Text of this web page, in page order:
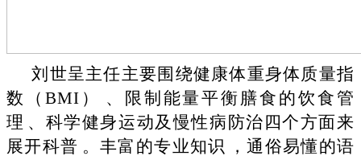
刘世呈主任主要围绕健康体重身体质量指
数（ BMI）、限制能量平衡膳食的饮食管
理、科学健身运动及慢性病防治四个方面来
展开科普。丰富的专业知识，通俗易懂的语